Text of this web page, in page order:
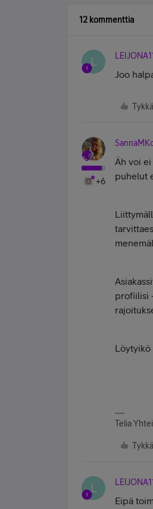
12 kommenttia
L LEIJONA11
Joo
+6
Äh voi ei
puhelut
profiilisi
Löytyikö
Telia
L LEIJONA11
Eipä